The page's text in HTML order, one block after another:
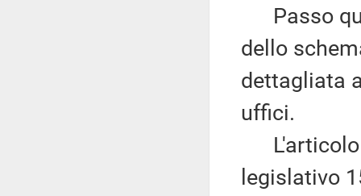
Passo
dello
dettagliata
uffici.
L'articolo
legislativo